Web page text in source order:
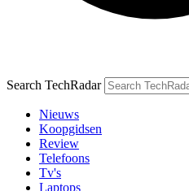
Search TechRadar
Nieuws
Koopgidsen
Review
Telefoons
Tv's
Laptops